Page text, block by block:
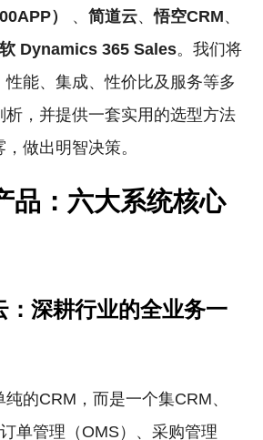
） 、简道云、悟空CRM、
Dynamics 365 Sales。我们将
性能、集成、性价比及服务等多
析，并提供一套实用的选型方法
做出明智决策。
品：六大系统核心
：深耕行业的全业务一
的CRM，而是一个集CRM、
单管理（OMS）、采购管理